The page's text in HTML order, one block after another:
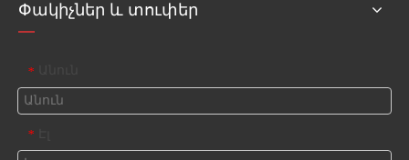
Փակիչներ և տուփեր
*
*